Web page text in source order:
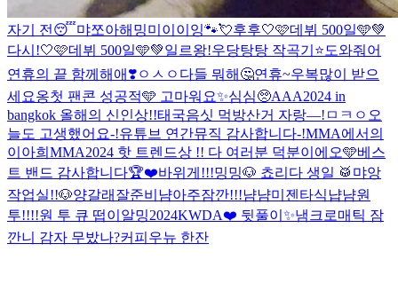
자기 전😴먀쪼아해 밍미이이잉🐾💘후후🤍🩷데뷔 500일🩵💚
다시!🤍🩷데뷔 500일🩵💚일르왕!우당탕탕 작곡기⭐️도와줘어
연휴의 끝 함께해애❣️ㅇㅅㅇ 다들 뭐해🤔연휴~우복많이 받으
세요옹첫 팬콘 성공적🩵 고마워요✨심심🥺AAA2024 in
bangkok 올해의 신인상!!태국음싯 먹방산거 자랑—! ㅁㅋㅇ 오
늘도 고생했어요-!유튜브 연간뮤직 감사합니다-!MMA에서의
이아희 MMA2024 핫 트렌드상 !! 다 여러분 덕분이에오🩵베스
트 밴드 감사합니다🏆❤️바위게!!!밍밍🐶 쵸리다 생일 🥁 먀앙
작업실!!🐶양갈래 잘준비 냠아주잠깐!!!냠냠미 젠타식냡냠원
투!!!!원 투 큐 떱이알밍2024KWDA❤️ 뒷풀이✨냄 크로매틱 잠
깐니 감자 무밨나?커피우뉴 한잔